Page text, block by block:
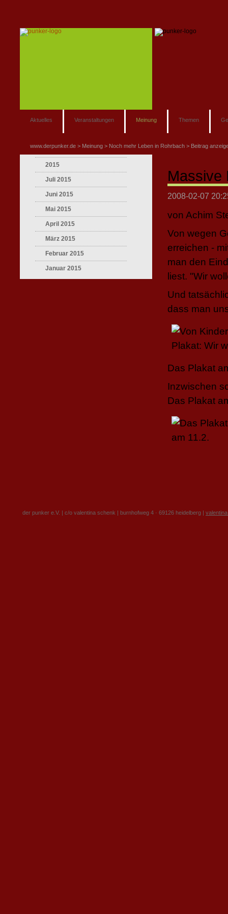
Aktuelles Veranstaltungen Meinung Themen
www.derpunker.de Meinung Noch mehr Leben in Rohrbach Beitrag
Massive
2008-02-07
von Achim
Von wegen
erreichen -
man den
liest. "Wir
Und
dass man
Das Plakat
Inzwischen
Das Plakat
2015
Juli 2015
Juni 2015
Mai 2015
April 2015
März 2015
Februar 2015
Januar 2015
der punker e.V. | c/o valentina schenk | burnhofweg 4 · 69126 heidelberg |